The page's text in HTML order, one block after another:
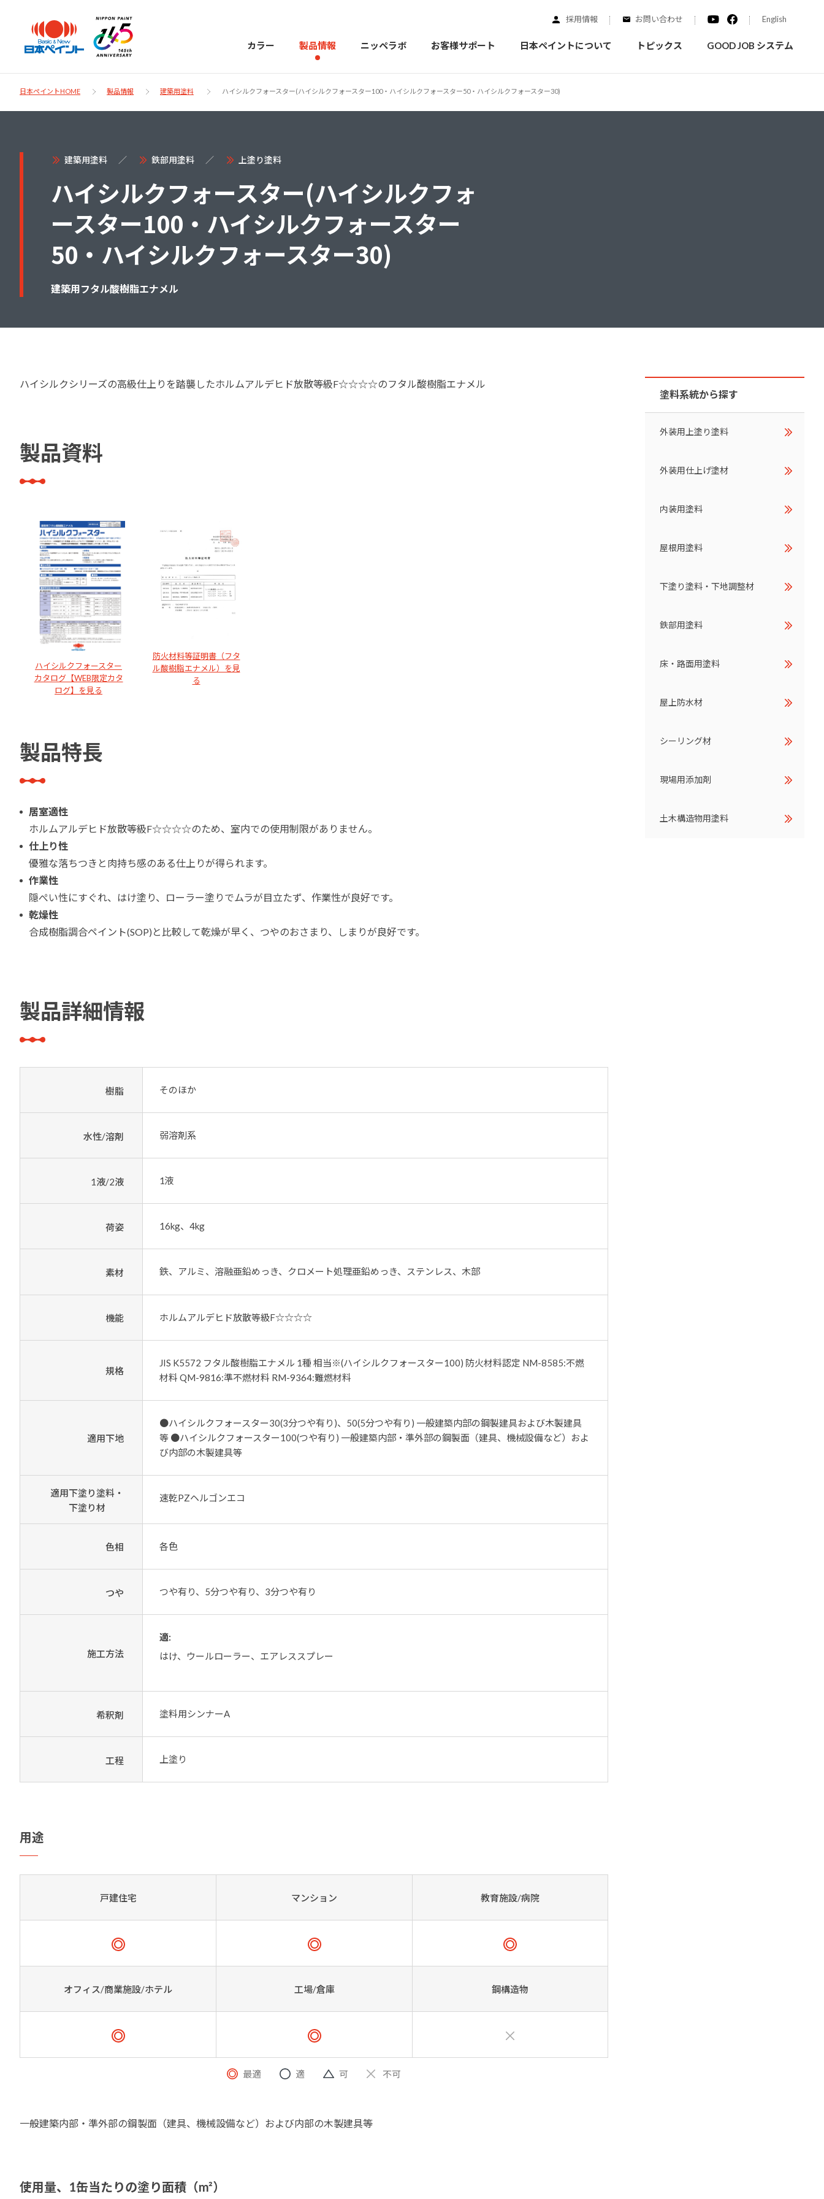
採用情報 お問い合わせ English
カラー 製品情報
製品情報
建築・重防食・自動車補修用の各分野で、
建築用塗料
プロテクトン
EMO
ダンジオーラシステム
ニッペラボ
ニッペラボ
塗装をする時、施工会社へお願いする時に
知っておくべき塗料・塗装の基礎知識をご
紹介します。
用語集
お客様サポート
お客様サポー
ト
お問い合わせにあたっては、まずは「よく
お問い合わせ
日本ペイントについて
日本ペイント
に
ついて
日本ペイントグループの一員として、建築
物や大型構造物用、自動車の補修塗装向け
塗料の開発・製造および販売を展開。全国
採用情報
トピックス GOOD JOB システム
日本ペイントHOME 製品情報 建築用塗料 ハイシルクフォースター(ハイシルクフォースター100・ハイシルクフォースター50・ハイシルクフォースター30)
建築用塗料 鉄部用塗料 上塗り塗料
ハイシルクフォースター(ハイシルクフォ
ースター100・ハイシルクフォースター
50・ハイシルクフォースター30)
建築用フタル酸樹脂エナメル
ハイシルクシリーズの高級仕上りを踏襲したホルムアルデヒド放散等級F☆☆☆☆のフタル酸樹脂エナメル
製品資料
ハイシルクフォースター
カタログ【WEB限定カタ
ログ】を見る
防火材料等証明書（フタ
ル酸樹脂エナメル）を見
る
製品特長
居室適性
ホルムアルデヒド放散等級F☆☆☆☆のため、室内での使用制限がありません。
仕上り性
優雅な落ちつきと肉持ち感のある仕上りが得られます。
作業性
隠ぺい性にすぐれ、はけ塗り、ローラー塗りでムラが目立たず、作業性が良好です。
乾燥性
合成樹脂調合ペイント(SOP)と比較して乾燥が早く、つやのおさまり、しまりが良好です。
製品詳細情報
樹脂 そのほか
水性/溶剤 弱溶剤系
1液/2液 1液
荷姿 16kg、4kg
素材 鉄、アルミ、溶融亜鉛めっき、クロメート処理亜鉛めっき、ステンレス、木部
機能 ホルムアルデヒド放散等級F☆☆☆☆
規格
JIS K5572 フタル酸樹脂エナメル 1種 相当※(ハイシルクフォースター100) 防火材料認定 NM-8585:不燃
材料 QM-9816:準不燃材料 RM-9364:難燃材料
適用下地
●ハイシルクフォースター30(3分つや有り)、50(5分つや有り) 一般建築内部の鋼製建具および木製建具
等 ●ハイシルクフォースター100(つや有り) 一般建築内部・準外部の鋼製面（建具、機械設備など）およ
び内部の木製建具等
適用下塗り塗料・
下塗り材
速乾PZヘルゴンエコ
色相 各色
つや つや有り、5分つや有り、3分つや有り
施工方法
適:
はけ、ウールローラー、エアレススプレー
希釈剤 塗料用シンナーA
工程 上塗り
用途
戸建住宅 マンション 教育施設/病院
オフィス/商業施設/ホテル 工場/倉庫 鋼構造物
最適 適 可 不可
一般建築内部・準外部の鋼製面（建具、機械設備など）および内部の木製建具等
使用量、 1缶当たりの塗り面積（m²）
塗料系統から探す
外装用上塗り塗料
外装用仕上げ塗材
内装用塗料
屋根用塗料
下塗り塗料・下地調整材
鉄部用塗料
床・路面用塗料
屋上防水材
シーリング材
現場用添加剤
土木構造物用塗料